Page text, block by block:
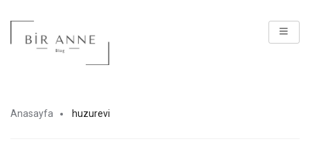
Anasayfa huzurevi